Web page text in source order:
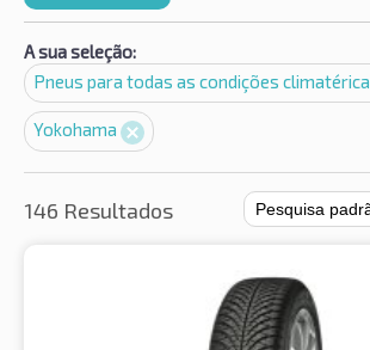
A sua seleção:
Pneus para todas as condições
Yokohama
146 Resultados